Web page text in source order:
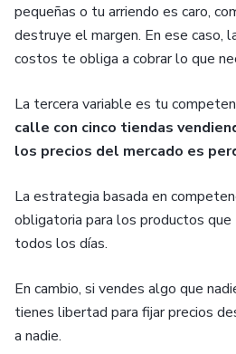
pequeñas o tu arriendo es caro,
destruye el margen. En ese caso,
costos te obliga a cobrar lo que
La tercera variable es tu
calle con cinco tiendas
los precios del mercado es
La estrategia basada en
obligatoria para los productos
todos los días.
En cambio, si vendes algo que
tienes libertad para fijar precios
a nadie.